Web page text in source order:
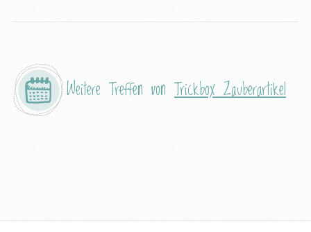
Weitere Treffen von Trickbox Zauberartikel